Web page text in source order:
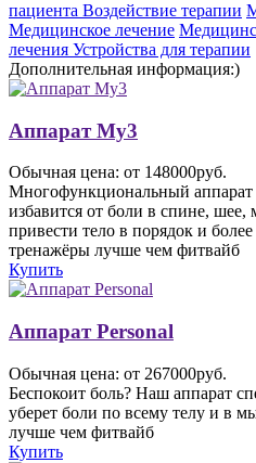
пациента Воздействие терапии
Медицинское лечение
лечения Устройства для терапии
Дополнительная информация:)
Аппарат My3
Обычная цена: от 148000руб.
Многофункциональный
избавится от боли в спине,
привести тело в порядок и
тренажёры лучше чем фитвайб
Купить
Аппарат Personal
Обычная цена: от 267000руб.
Беспокоит боль? Наш аппарат
уберет боли по всему телу и в
лучше чем фитвайб
Купить